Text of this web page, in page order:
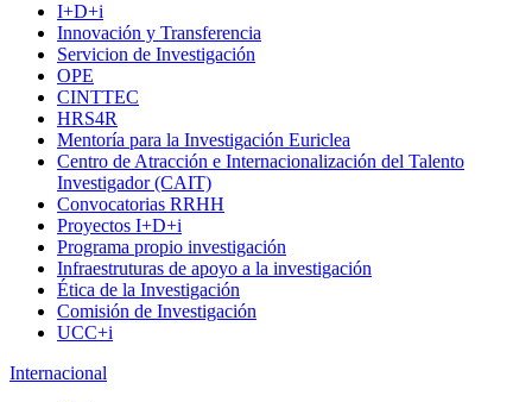
I+D+i
Innovación y Transferencia
Servicion de Investigación
OPE
CINTTEC
HRS4R
Mentoría para la Investigación Euriclea
Centro de Atracción e Internacionalización del Talento
Investigador (CAIT)
Convocatorias RRHH
Proyectos I+D+i
Programa propio investigación
Infraestruturas de apoyo a la investigación
Ética de la Investigación
Comisión de Investigación
UCC+i
Internacional